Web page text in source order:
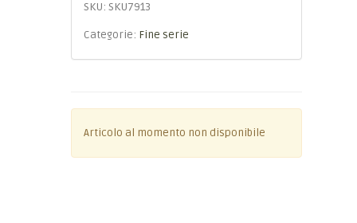
SKU: SKU7913
Categorie: Fine serie
Articolo al momento non disponibile